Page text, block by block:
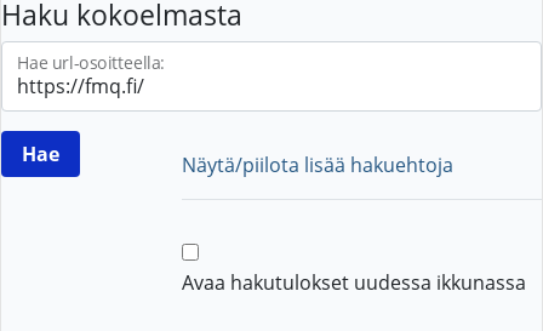
Haku kokoelmasta
Hae url-osoitteella:
Näytä/piilota lisää hakuehtoja
Avaa hakutulokset uudessa ikkunassa